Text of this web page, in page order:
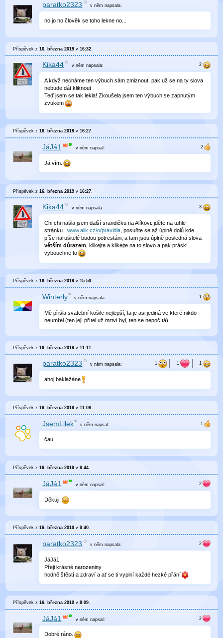
paratko2323 v němnapsala:
no jo no člověk se toho lekne no...
Příspěvek z16. března 2019 v16:32
Kika44 v němnapsala:
A když necháme ten výbuch sám zmiznout, pak už se na ty slova
nebude dát kliknout
Teď jsem se tak lekla! Zkoušela jsem ten výbuch se zapnutým
zvukem
Příspěvek z16. března 2019 v16:27.
JáJá1 v něm napsal:
Já vím.
Příspěvek z16. března 2019 v16:27
Kika44 v němnapsala:
Chi chi našla jsem další srandičku na Alíkovi: jděte na tuhle
stránku :www.alik.cz/o/pravidla , posuňte se až úplně dolů kde
píše narušitelé budou potrestáni, a tam jsou úplně posledná slova
větším důrazem , klikejte a klikejte na to slovo a pak prásk!
vybouchne to
Příspěvek z16. března 2019 v15:50.
Winterly v něm napsala:
Mě přišla svatební košile nejlepší, ta je asi jediná ve které nikdo
neumřel (ten její přítel už mrtví byl, ten se nepočítá)
Příspěvek z16. března 2019 v11:11
paratko2323 v němnapsala:
ahoj baklažáne
Příspěvek z16. března 2019 v11:08
JsemLilek v něm napsal:
čau
Příspěvek z16. března 2019 v9:44.
JáJá1 v něm napsal:
Děkuji.
Příspěvek z16. března 2019 v9:40.
paratko2323 v němnapsala:
JáJá1:
Přeji krásné narozeniny
hodně štěstí a zdraví a ať se ti vyplní každé hezké přání
Příspěvek z16. března 2019 v8:09
JáJá1 v něm napsal:
Dobré ráno.